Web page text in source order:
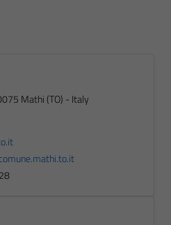
Mathi (TO) - Italy